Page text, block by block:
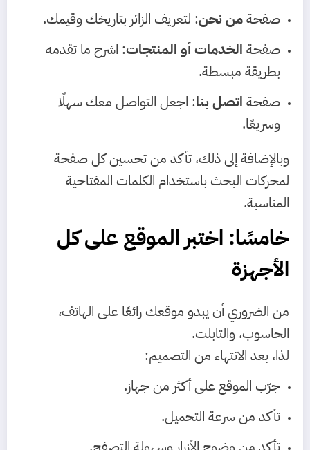
صفحةمن نحن: لتعريف الزائر بتاريخك وقيمك.
صفحة الخدمات أو المنتجات: اشرح ما تقدمه
بطريقة مبسطة.
صفحة اتصل بنا: اجعل التواصل معك سهلًا
وسريعًا.
وبالإضافة إلى ذلك، تأكد من تحسين كل صفحة
لمحركات البحث باستخدام الكلمات المفتاحية
المناسبة.
خامسًا: اختبر الموقع على كل
الأجهزة
من الضروري أن يبدو موقعك رائعًا على الهاتف،
الحاسوب، والتابلت.
لذا، بعد الانتهاء من التصميم:
جرّب الموقع على أكثر من جهاز.
تأكد من سرعة التحميل.